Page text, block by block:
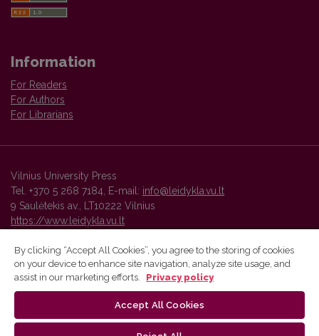
Information
For Readers
For Authors
For Librarians
Vilnius University Press
Tel. +370 5 268 7184, E-mail: info@leidykla.vu.lt
9 Saulėtekis av., LT10222 Vilnius
https://www.leidykla.vu.lt
Vilnius University Press platform and metadata are distributed by
By clicking “Accept All Cookies”, you agree to the storing of cookies
on your device to enhance site navigation, analyze site usage, and
assist in our marketing efforts.
Privacy policy
Accept All Cookies